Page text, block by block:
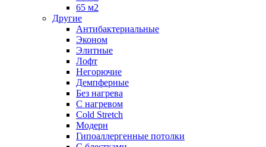
65 м2
Другие
Антибактериальные
Эконом
Элитные
Лофт
Негорючие
Демпферные
Без нагрева
С нагревом
Cold Stretch
Модерн
Гипоаллергенные потолки